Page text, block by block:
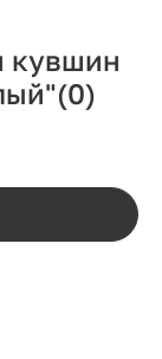
кувшин
(0)